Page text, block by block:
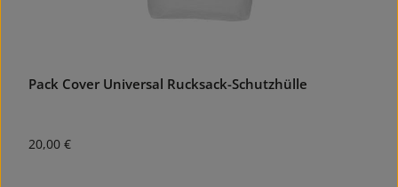
Pack Cover Universal Rucksack-Schutzhülle
Regulärer Preis:
20,00 €